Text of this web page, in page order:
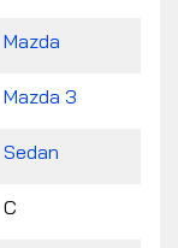
Mazda
Mazda 3
Sedan
C